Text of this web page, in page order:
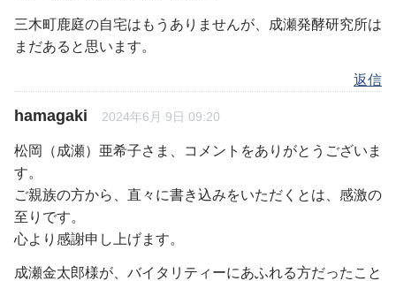
三木町鹿庭の自宅はもうありませんが、成瀬発酵研究所は
まだあると思います。
返信
hamagaki 2024年6月 9日 09:20
松岡（成瀬）亜希子さま、コメントをありがとうございま
す。
ご親族の方から、直々に書き込みをいただくとは、感激の
至りです。
心より感謝申し上げます。
成瀬金太郎様が、バイタリティーにあふれる方だったこと